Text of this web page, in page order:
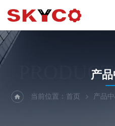
产
当前位置：首页 产品